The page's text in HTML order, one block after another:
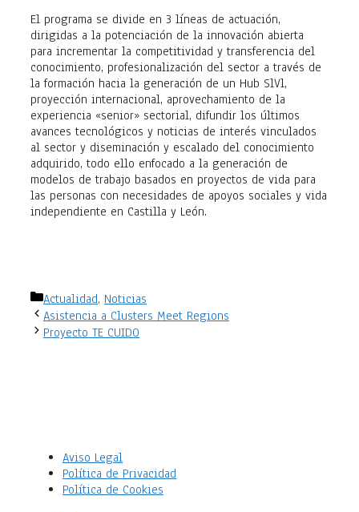
El programa se divide en 3 líneas de actuación,
dirigidas a la potenciación de la innovación abierta
para incrementar la competitividad y transferencia del
conocimiento, profesionalización del sector a través de
la formación hacia la generación de un Hub SlVl,
proyección internacional, aprovechamiento de la
experiencia «senior» sectorial, difundir los últimos
avances tecnológicos y noticias de interés vinculados
al sector y diseminación y escalado del conocimiento
adquirido, todo ello enfocado a la generación de
modelos de trabajo basados en proyectos de vida para
las personas con necesidades de apoyos sociales y vida
independiente en Castilla y León.
Categorías
Actualidad, Noticias
Asistencia a Clusters Meet Regions
Proyecto TE CUIDO
Aviso Legal
Política de Privacidad
Política de Cookies